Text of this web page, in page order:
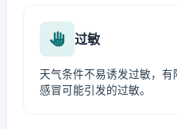
过敏
天气条件不易诱发过敏，
感冒可能引发的过敏。